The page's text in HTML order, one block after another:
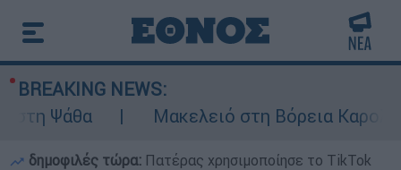
BREAKING NEWS:
Μακελειό στη Βόρεια Καρολίνα
δημοφιλές τώρα: Πατέρας χρησιμοποίησε το TikTok